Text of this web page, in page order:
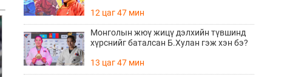
12 цаг 47 мин
Монголын жюү жицү дэлхийн түвшинд
хүрснийг баталсан Б.Хулан гэж хэн бэ?
13 цаг 47 мин